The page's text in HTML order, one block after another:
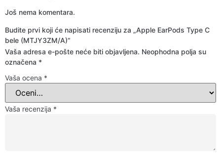
Još nema komentara.
Budite prvi koji će napisati recenziju za „Apple EarPods Type C
bele (MTJY3ZM/A)“
Vaša adresa e-pošte neće biti objavljena. Neophodna polja su
označena *
Vaša ocena *
Vaša recenzija *